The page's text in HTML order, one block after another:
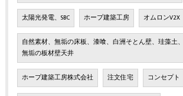
太陽光発電、SBC ホープ建築工房 オムロンV2X
自然素材、無垢の床板、漆喰、白洲そとん壁、珪藻土
無垢の板材壁天井
ホープ建築工房株式会社 注文住宅 コンセプト